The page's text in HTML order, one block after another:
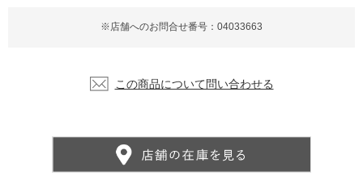
※店舗へのお問合せ番号：04033663
この商品について問い合わせる